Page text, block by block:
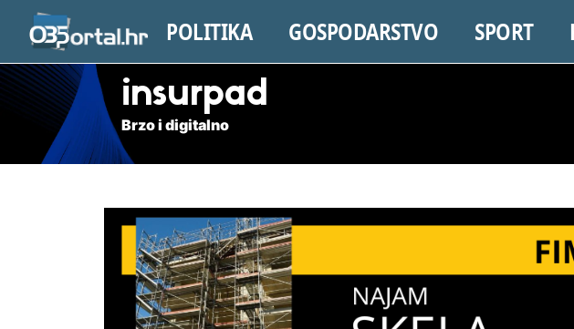
POLITIKA GOSPODARSTVO SPORT
insurpad
Brzo i digitalno